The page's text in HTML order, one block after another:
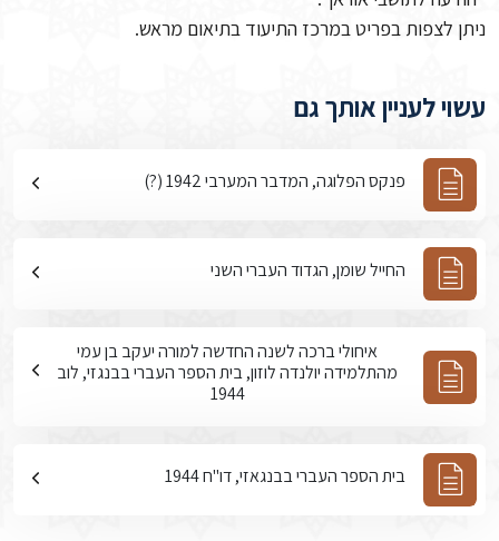
ניתן לצפות בפריט במרכז התיעוד בתיאום מראש.
עשוי לעניין אותך גם
פנקס הפלוגה, המדבר המערבי 1942 (?)
החייל שומן, הגדוד העברי השני
איחולי ברכה לשנה החדשה למורה יעקב בן עמי
מהתלמידה יולנדה לוזון, בית הספר העברי בבנגזי, לוב
1944
בית הספר העברי בבנגאזי, דו"ח 1944